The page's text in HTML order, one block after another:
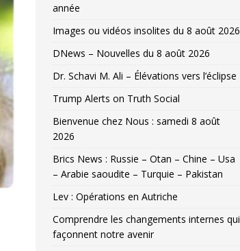
année
Images ou vidéos insolites du 8 août 2026
DNews – Nouvelles du 8 août 2026
Dr. Schavi M. Ali – Élévations vers l’éclipse
Trump Alerts on Truth Social
Bienvenue chez Nous : samedi 8 août
2026
Brics News : Russie – Otan – Chine – Usa
– Arabie saoudite – Turquie – Pakistan
Lev : Opérations en Autriche
Comprendre les changements internes qui
façonnent notre avenir